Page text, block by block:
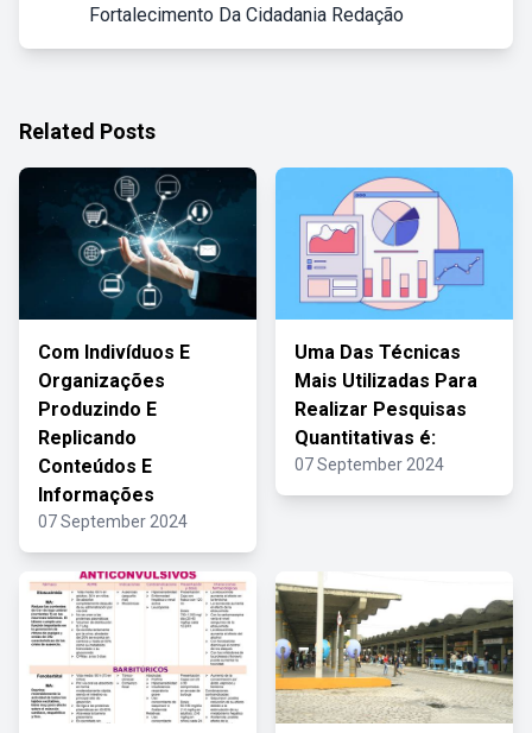
Fortalecimento Da Cidadania Redação
Related Posts
Com Indivíduos E
Organizações
Produzindo E
Replicando
Conteúdos E
Informações
07 September 2024
Uma Das Técnicas
Mais Utilizadas Para
Realizar Pesquisas
Quantitativas é:
07 September 2024